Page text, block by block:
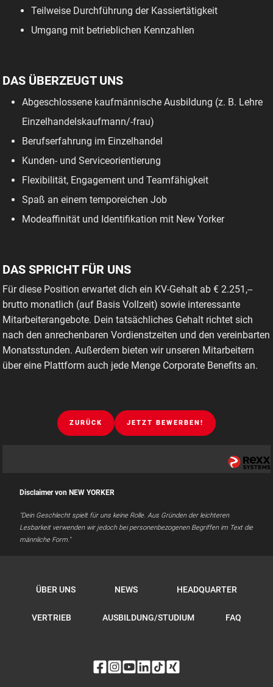
Teilweise Durchführung der Kassiertätigkeit
Umgang mit betrieblichen Kennzahlen
DAS ÜBERZEUGT UNS
Abgeschlossene kaufmännische Ausbildung (z. B. Lehre
Einzelhandelskaufmann/-frau)
Berufserfahrung im Einzelhandel
Kunden- und Serviceorientierung
Flexibilität, Engagement und Teamfähigkeit
Spaß an einem temporeichen Job
Modeaffinität und Identifikation mit New Yorker
DAS SPRICHT FÜR UNS
Für diese Position erwartet dich ein KV-Gehalt ab € 2.251,--
brutto monatlich (auf Basis Vollzeit) sowie interessante
Mitarbeiterangebote. Dein tatsächliches Gehalt richtet sich
nach den anrechenbaren Vordienstzeiten und den vereinbarten
Monatsstunden. Außerdem bieten wir unseren Mitarbeitern
über eine Plattform auch jede Menge Corporate Benefits an.
ZURÜCK JETZT BEWERBEN!
Disclaimer von NEW YORKER
"Dein Geschlecht spielt für uns keine Rolle. Aus Gründen der leichteren
Lesbarkeit verwenden wir jedoch bei personenbezogenen Begriffen im Text die
männliche Form."
ÜBER UNS NEWS HEADQUARTER
VERTRIEB AUSBILDUNG/STUDIUM FAQ